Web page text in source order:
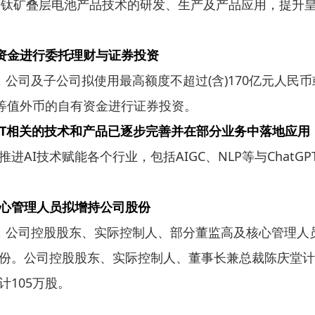
矿叠层电池产品技术的研发、生产及产品应用，提升
金进行委托理财与证券投资
司及子公司拟使用最高额度不超过(含)170亿元人民
外币的自有资金进行证券投资。
关的技术和产品已逐步完善并在部分业务中落地应用
进AI技术赋能各个行业，包括AIGC、NLP等与
管理人员拟增持公司股份
司控股股东、实际控制人、部分董监高及核心管理人
。公司控股股东、实际控制人、董事长兼总裁陈庆堂
105万股。